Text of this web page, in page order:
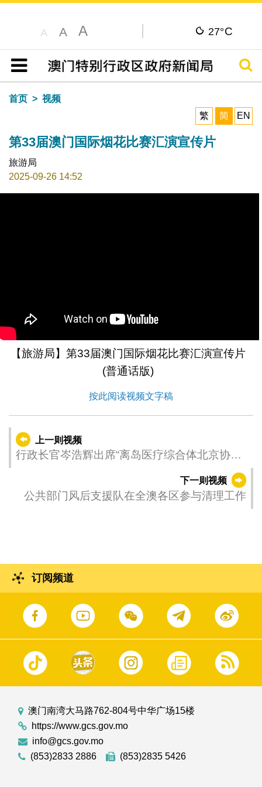
A A A 27°C
目录
搜寻
首页
视频
繁
简 EN
第33届澳门国际烟花比赛汇演宣传片
旅游局
2025-09-26 14:52
【旅游局】第33届澳门国际烟花比赛汇演宣传片
(普通话版)
按此阅读视频文字稿
上一则视频
行政长官岑浩辉出席“离岛医疗综合体北京协和
下一则视频
公共部门风后支援队在全澳各区参与清理工作
订阅频道
澳门南湾大马路762-804号中华广场15楼
https://www.gcs.gov.mo
info@gcs.gov.mo
(853)2833 2886
(853)2835 5426